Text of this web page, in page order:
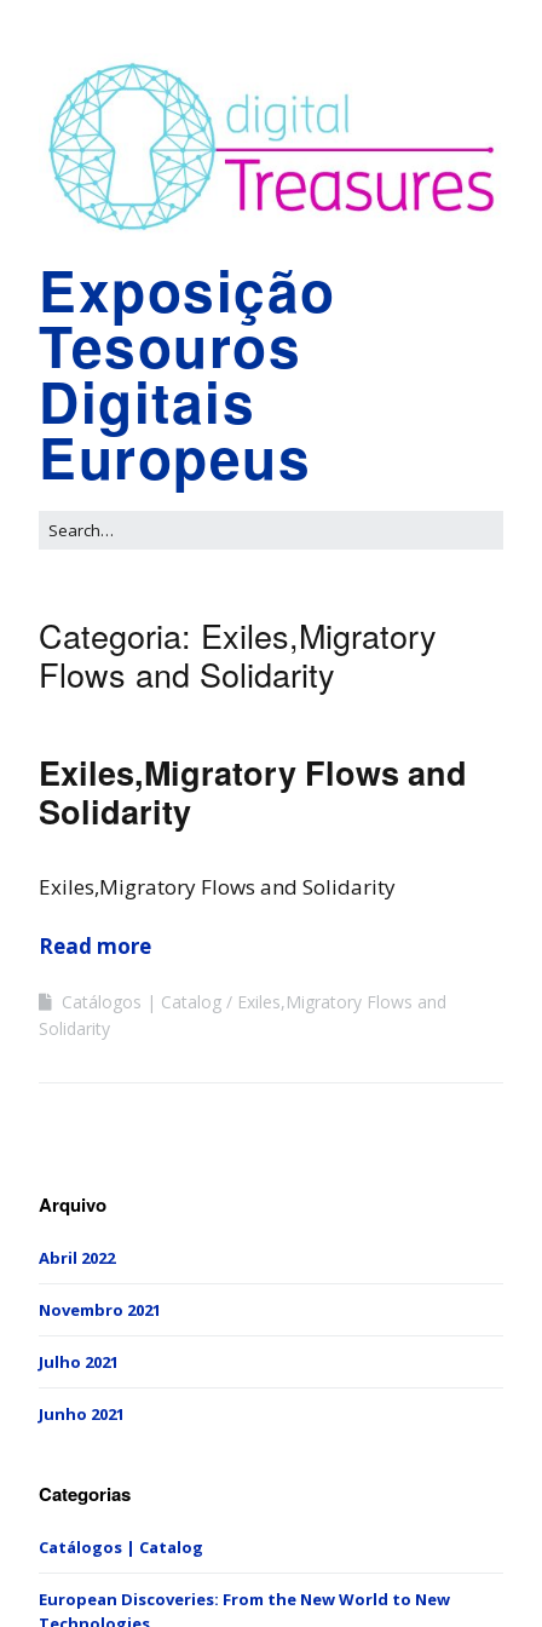
Exposição
Tesouros
Digitais
Europeus
Categoria: Exiles,Migratory
Flows and Solidarity
Exiles,Migratory Flows and
Solidarity
Exiles,Migratory Flows and Solidarity
Read more
Catálogos | Catalog
Exiles,Migratory Flows and
Solidarity
Arquivo
Abril 2022
Novembro 2021
Julho 2021
Junho 2021
Categorias
Catálogos | Catalog
European Discoveries: From the New World to New